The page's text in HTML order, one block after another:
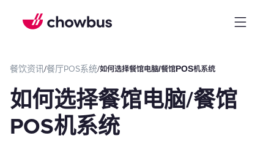
餐饮资讯/餐厅POS系统/如何选择餐馆电脑/餐馆POS机系统
如何选择餐馆电脑/餐馆
POS机系统